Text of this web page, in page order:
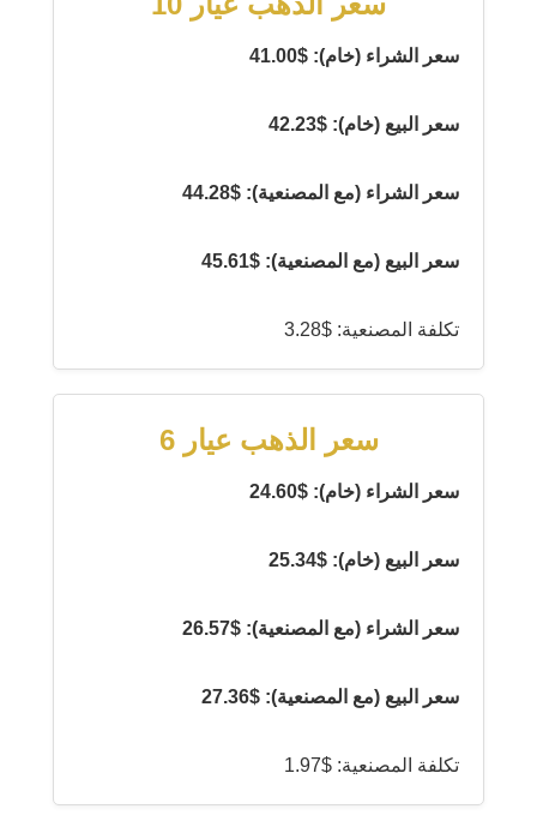
سعر الشراء (خام): $41.00
سعر البيع (خام): $42.23
سعر الشراء (مع المصنعية): $44.28
سعر البيع (مع المصنعية): $45.61
تكلفة المصنعية: $3.28
سعر الذهب عيار 6
سعر الشراء (خام): $24.60
سعر البيع (خام): $25.34
سعر الشراء (مع المصنعية): $26.57
سعر البيع (مع المصنعية): $27.36
تكلفة المصنعية: $1.97